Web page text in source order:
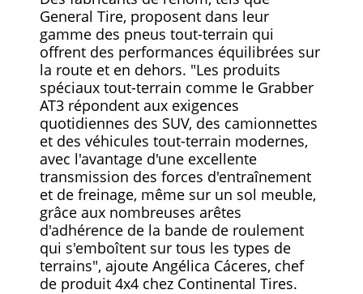
General Tire, proposent dans leur
gamme des pneus tout-terrain qui
offrent des performances équilibrées sur
la route et en dehors. "Les produits
spéciaux tout-terrain comme le Grabber
AT3 répondent aux exigences
quotidiennes des SUV, des camionnettes
et des véhicules tout-terrain modernes,
avec l'avantage d'une excellente
transmission des forces d'entraînement
et de freinage, même sur un sol meuble,
grâce aux nombreuses arêtes
d'adhérence de la bande de roulement
qui s'emboîtent sur tous les types de
terrains", ajoute Angélica Cáceres, chef
de produit 4x4 chez Continental Tires.